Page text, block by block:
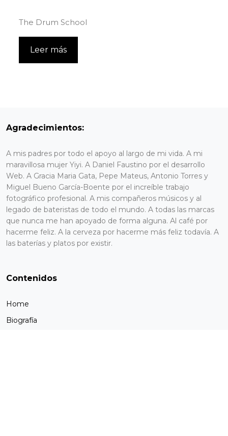
The Drum School
Leer más
Agradecimientos:
A mis padres por todo el apoyo al largo de mi vida. A mi
maravillosa mujer Yiyi. A Daniel Faustino por el desarrollo
Web. A Gracia Maria Gata, Pepe Mateus, Antonio Torres y
Miguel Bueno García-Boente por el increíble trabajo
fotográfico profesional. A mis compañeros músicos y al
legado de bateristas de todo el mundo. A todas las marcas
que nunca me han apoyado de forma alguna. Al café por
hacerme feliz. A la cerveza por hacerme más feliz todavía. A
las baterías y platos por existir.
Contenidos
Home
Biografía